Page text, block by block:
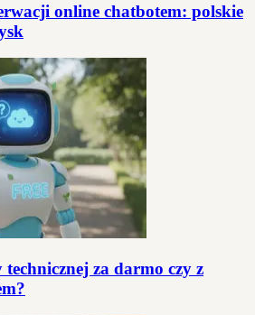
online chatbotem: polskie
za darmo czy z